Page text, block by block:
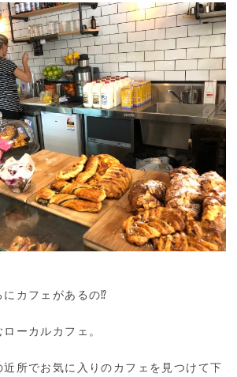
カフェがあるの⁉︎
ーカルカフェ。
所でお気に入りのカフェを見つけて下